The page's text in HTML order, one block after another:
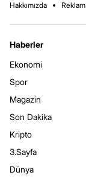
Hakkımızda Reklam
Haberler
Ekonomi
Spor
Magazin
Son Dakika
Kripto
3.Sayfa
Dünya